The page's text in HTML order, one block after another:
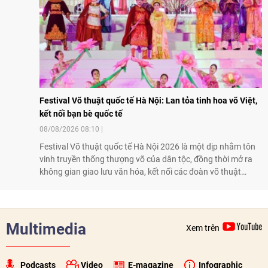
Festival Võ thuật quốc tế Hà Nội: Lan tỏa tinh hoa võ Việt,
kết nối bạn bè quốc tế
08/08/2026 08:10
Festival Võ thuật quốc tế Hà Nội 2026 là một dịp nhằm tôn
vinh truyền thống thượng võ của dân tộc, đồng thời mở ra
không gian giao lưu văn hóa, kết nối các đoàn võ thuật
Multimedia Xem trên
Podcasts Video E-magazine Infographic